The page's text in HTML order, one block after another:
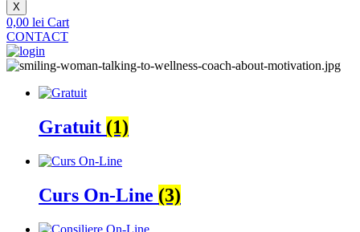
X
0,00 lei Cart
CONTACT
Gratuit (1)
Curs On-Line (3)